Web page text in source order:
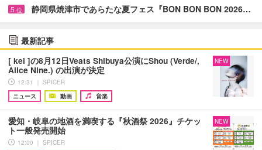
5 位 静岡県焼津市であらたな夏フェス『BON BON BON 2026…
最新記事
[ kei ]の8月12日Veats Shibuya公演にShou (Verde/,
Alice Nine.) の出演が決定
12:31 ｜ SPICER
ニュース
動画 音楽
NEW
愛知・岐阜の地酒を満喫する『秋酒祭 2026』チケッ
ト一般発売開始
12:00 ｜ SPICER
NEW